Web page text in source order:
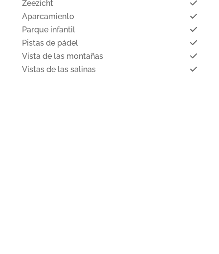
Zeezicht
Aparcamiento
Parque infantil
Pistas de pádel
Vista de las montañas
Vistas de las salinas